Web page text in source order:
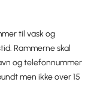
til vask og
Rammerne skal
og telefonnummer
men ikke over 15